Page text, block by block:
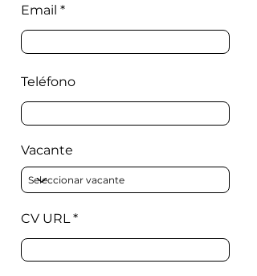
Email
Teléfono
Vacante
CV URL